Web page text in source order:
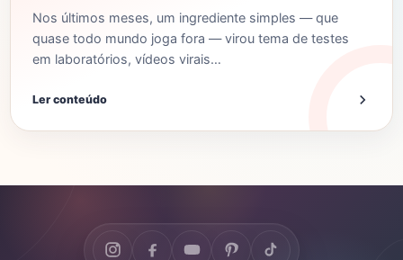
Nos últimos meses, um ingrediente simples — que
quase todo mundo joga fora — virou tema de testes
em laboratórios, vídeos virais…
Ler conteúdo